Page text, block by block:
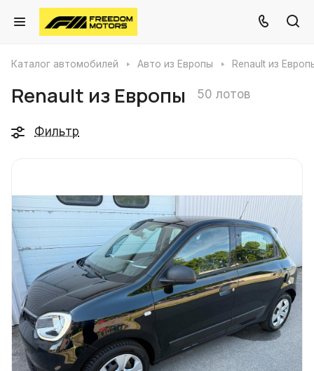
Каталог автомобилей Авто из Европы Renault из
Renault из Европы 50 лотов
Фильтр